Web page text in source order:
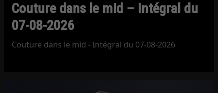
Couture dans le mid – Intégral du
07-08-2026
Couture dans le mid - Intégral du 07-08-2026